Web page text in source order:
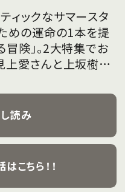
ィックなサマースタ
めの運命の1本を提
険」。2大特集でお
上愛さんと上坂樹里
読み
こちら！！